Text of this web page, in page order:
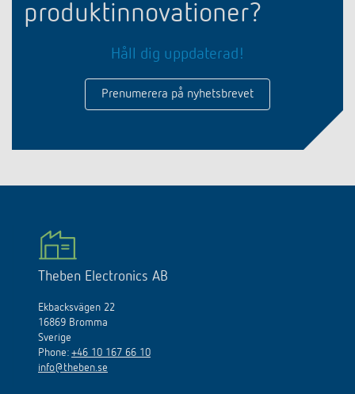
produktinnovationer?
Håll dig uppdaterad!
Prenumerera på nyhetsbrevet
Theben Electronics AB
Ekbacksvägen 22
16869 Bromma
Sverige
Phone: +46 10 167 66 10
info@theben.se